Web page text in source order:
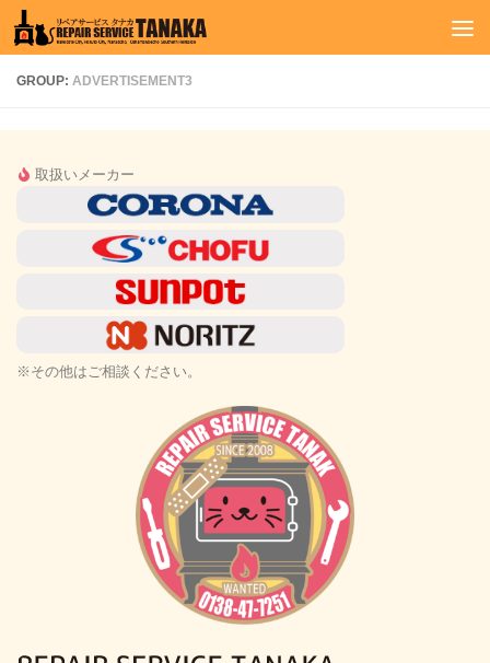
コンテンツへスキップ
GROUP: ADVERTISEMENT3
取扱いメーカー
※その他はご相談ください。